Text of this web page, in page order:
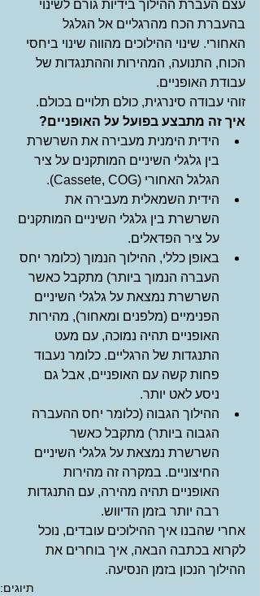
עצם העברת ההילוך בידיות גורם לשינוי
בהעברת הכח מהרגליים אל הגלגל
האחורי. שינוי ההילוכים מהווה שינוי ביחסי
הכוח, התנועה, המהירות וההתנגדות של
עבודת האופניים.
זוהי עבודה סינרגית, כולם תלויים בכולם.
איך זה מתבצע בפועל על האופניים?
הידית הימנית מעבירה את השרשרת
בין גלגלי השיניים המותקנים על ציר
הגלגל האחורי (Cassete, COG).
הידית השמאלית מעבירה את
השרשרת בין גלגלי השיניים המותקנים
על ציר הפדאלים.
באופן כללי, ההילוך הנמוך (כלומר יחס
העברה הנמוך ביותר) מתקבל כאשר
השרשרת נמצאת על גלגלי השיניים
הפנימיים (מלפנים ומאחור), מהירות
האופניים תהיה נמוכה, עם מעט
התנגדות של הרגליים. כלומר נעבוד
פחות קשה עם האופניים, אבל גם
ניסע לאט יותר.
ההילוך הגבוה (כלומר יחס ההעברה
הגבוה ביותר) מתקבל כאשר
השרשרת נמצאת על גלגלי השיניים
החיצוניים. במקרה זה מהירות
האופניים תהיה מהירה, עם התנגדות
רבה יותר בזמן הדיווש.
אחרי שהבנו איך ההילוכים עובדים, נוכל
לקרוא בכתבה הבאה, איך בוחרים את
ההילוך הנכון בזמן הנסיעה.
תיוגים: